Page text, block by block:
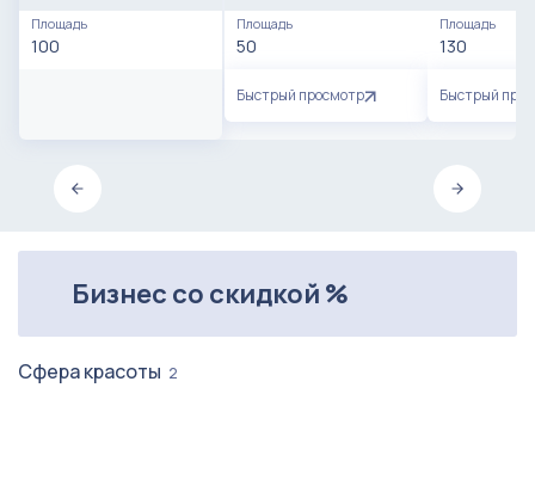
Площадь
100
Площадь
50
Быстрый просмотр
Площадь
130
Быстрый
Бизнес со скидкой %
Сфера красоты 2